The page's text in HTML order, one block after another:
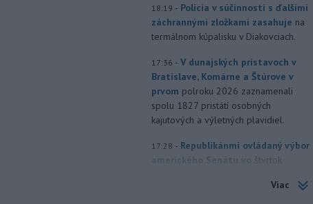
18:19 - Polícia v súčinnosti s ďalšími
záchrannými zložkami zasahuje na
termálnom kúpalisku v Diakovciach.
17:36 - V dunajských prístavoch v
Bratislave, Komárne a Štúrove v
prvom polroku 2026 zaznamenali
spolu 1827 pristátí osobných
kajutových a výletných plavidiel.
17:28 - Republikánmi ovládaný výbor
amerického Senátu vo
štvrtok
Viac